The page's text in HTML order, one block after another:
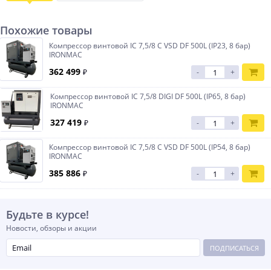
Похожие товары
Компрессор винтовой IC 7,5/8 С VSD DF 500L (IP23, 8 бар)
IRONMAC
362 499 ₽ - +
Компрессор винтовой IC 7,5/8 DIGI DF 500L (IP65, 8 бар)
IRONMAC
327 419 ₽ - +
Компрессор винтовой IC 7,5/8 C VSD DF 500L (IP54, 8 бар)
IRONMAC
385 886 ₽ - +
Будьте в курсе!
Новости, обзоры и акции
ПОДПИСАТЬСЯ